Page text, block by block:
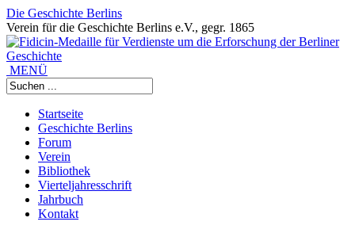
Die Geschichte Berlins
Verein für die Geschichte Berlins e.V., gegr. 1865
MENÜ
Startseite
Geschichte Berlins
Forum
Verein
Bibliothek
Vierteljahresschrift
Jahrbuch
Kontakt